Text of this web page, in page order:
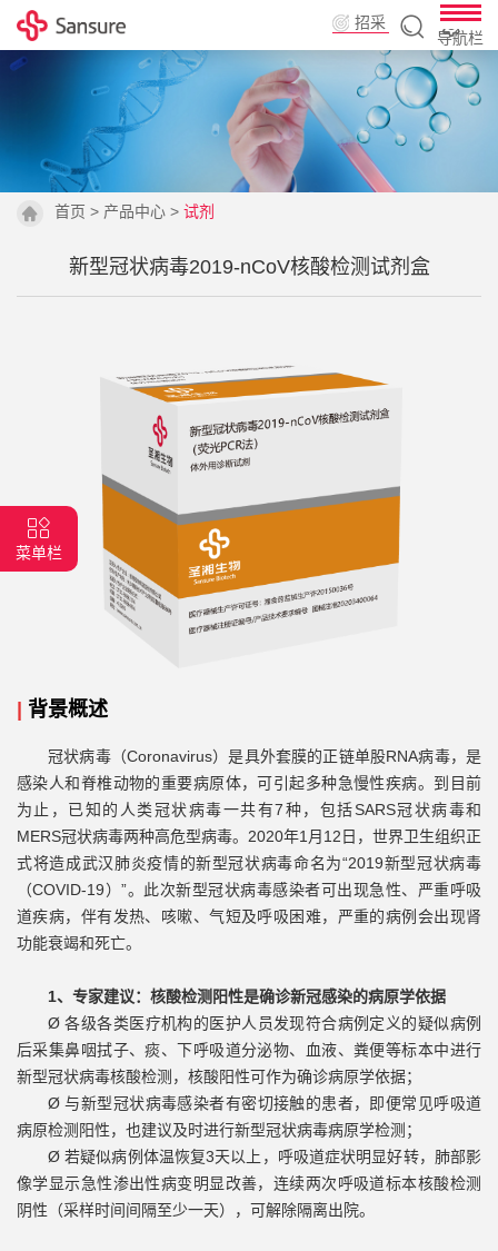
招采
导航栏
首页 > 产品中心 > 试剂
菜单栏
新型冠状病毒2019-nCoV核酸检测试剂盒
背景概述
冠状病毒（Coronavirus）是具外套膜的正链单股RNA病毒，是
感染人和脊椎动物的重要病原体，可引起多种急慢性疾病。到目前
为止，已知的人类冠状病毒一共有7种，包括SARS冠状病毒和
MERS冠状病毒两种高危型病毒。2020年1月12日，世界卫生组织正
式将造成武汉肺炎疫情的新型冠状病毒命名为“2019新型冠状病毒
（COVID-19）”。此次新型冠状病毒感染者可出现急性、严重呼吸
道疾病，伴有发热、咳嗽、气短及呼吸困难，严重的病例会出现肾
功能衰竭和死亡。
1、专家建议：核酸检测阳性是确诊新冠感染的病原学依据
Ø 各级各类医疗机构的医护人员发现符合病例定义的疑似病例
后采集鼻咽拭子、痰、下呼吸道分泌物、血液、粪便等标本中进行
新型冠状病毒核酸检测，核酸阳性可作为确诊病原学依据；
Ø 与新型冠状病毒感染者有密切接触的患者，即便常见呼吸道
病原检测阳性，也建议及时进行新型冠状病毒病原学检测；
Ø 若疑似病例体温恢复3天以上，呼吸道症状明显好转，肺部影
像学显示急性渗出性病变明显改善，连续两次呼吸道标本核酸检测
阴性（采样时间间隔至少一天），可解除隔离出院。